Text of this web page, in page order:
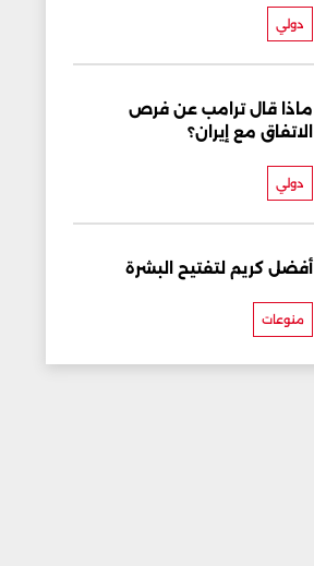
دولي
ماذا قال ترامب عن فرص
الاتفاق مع إيران؟
دولي
أفضل كريم لتفتيح البشرة
منوعات